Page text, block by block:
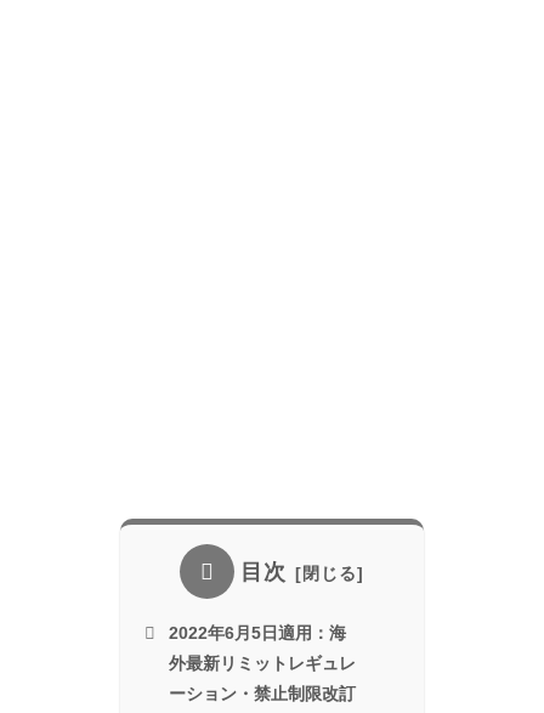
目次
2022年6月5日適用：海
外最新リミットレギュレ
ーション・禁止制限改訂